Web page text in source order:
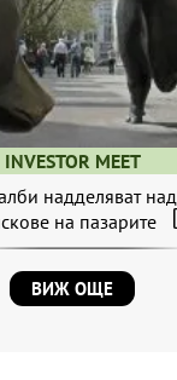
INVESTOR MEET
надделяват над
на пазарите
ВИЖ ОЩЕ